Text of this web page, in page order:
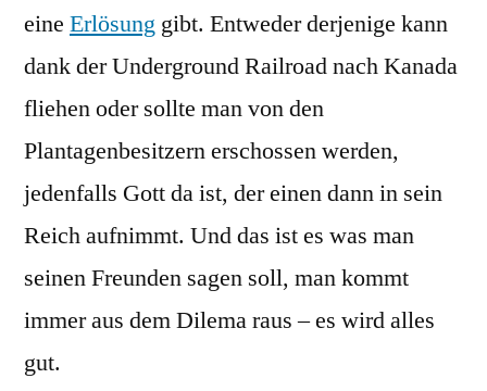
eine Erlösung gibt. Entweder derjenige kann
dank der Underground Railroad nach Kanada
fliehen oder sollte man von den
Plantagenbesitzern erschossen werden,
jedenfalls Gott da ist, der einen dann in sein
Reich aufnimmt. Und das ist es was man
seinen Freunden sagen soll, man kommt
immer aus dem Dilema raus – es wird alles
gut.